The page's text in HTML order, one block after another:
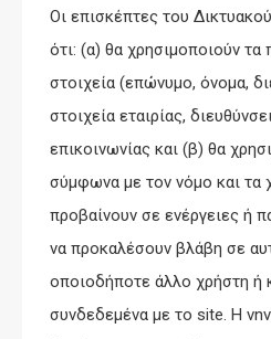
Οι επισκέπτες του
ότι: (α) θα χρησιμοποιούν τα
στοιχεία (επώνυμο, όνομα,
στοιχεία εταιρίας,
επικοινωνίας και (β) θα
σύμφωνα με τον νόμο και τα
προβαίνουν σε ενέργειες ή
να προκαλέσουν βλάβη σε
οποιοδήποτε άλλο χρήστη ή
συνδεδεμένα με το site. Η